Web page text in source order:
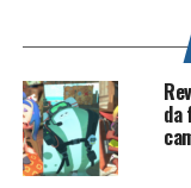
Lives na Twitch
Contato
#rkplay
#spiderman
da